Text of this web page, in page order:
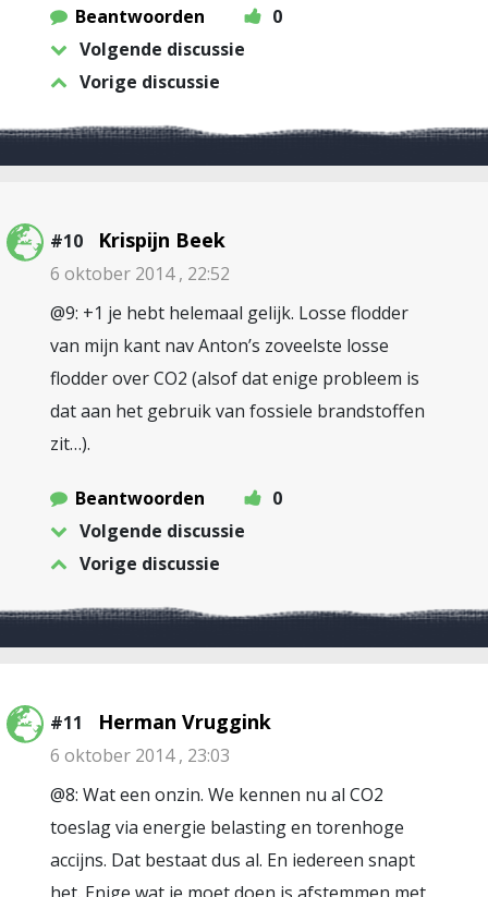
Beantwoorden
0
Volgende discussie
Vorige discussie
#10 Krispijn Beek
6 oktober 2014 , 22:52
@9: +1 je hebt helemaal gelijk. Losse flodder
van mijn kant nav Anton’s zoveelste losse
flodder over CO2 (alsof dat enige probleem is
dat aan het gebruik van fossiele brandstoffen
zit…).
Beantwoorden
0
Volgende discussie
Vorige discussie
#11 Herman Vruggink
6 oktober 2014 , 23:03
@8: Wat een onzin. We kennen nu al CO2
toeslag via energie belasting en torenhoge
accijns. Dat bestaat dus al. En iedereen snapt